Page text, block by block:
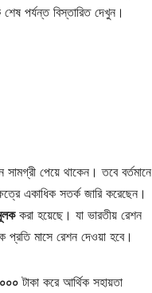
পর্যন্ত বিস্তারিত দেখুন।
সামগ্রী পেয়ে থাকেন। তবে বর্তমানে
একাধিক সতর্ক জারি করেছেন।
করা হয়েছে। যা ভারতীয় রেশন
প্রতি মাসে রেশন দেওয়া হবে।
টাকা করে আর্থিক সহায়তা